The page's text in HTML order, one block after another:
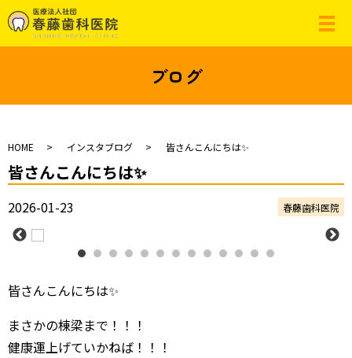
ブログ
HOME インスタブログ 皆さんこんにちは✨
皆さんこんにちは✨
2026-01-23 春藤歯科医院
皆さんこんにちは✨
まさかの棟梁まで！！！
健康運上げていかねば！！！